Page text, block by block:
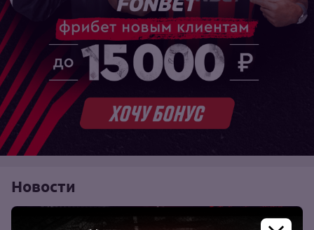
Новости